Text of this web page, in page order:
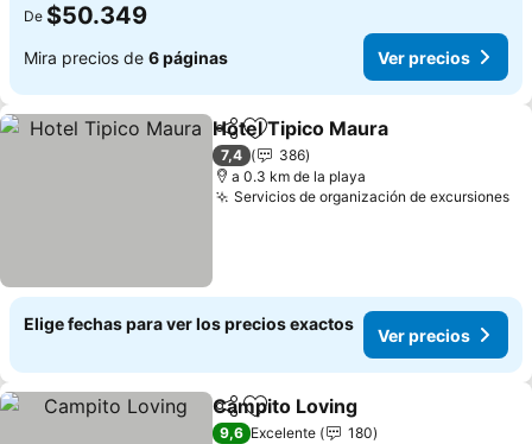
De $50.349
Mira precios de 6 páginas Ver precios
CompartirAgregar a favoritos
Hotel Tipico Maura
7,4
386
a 0.3 km de la playa
Servicios de organización de excursiones
Elige fechas para ver los precios exactos
Ver precios
CompartirAgregar a favoritos
Campito Loving
9,6 Excelente
180